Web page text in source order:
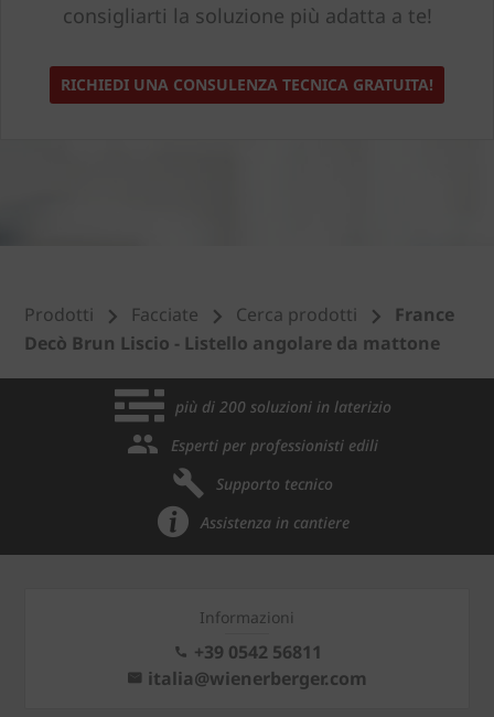
consigliarti la soluzione più adatta a te!
RICHIEDI UNA CONSULENZA TECNICA GRATUITA!
Prodotti Facciate Cerca prodotti
France
Decò Brun Liscio - Listello angolare da mattone
più di 200 soluzioni in laterizio
Esperti per professionisti edili
Supporto tecnico
Assistenza in cantiere
Informazioni
+39 0542 56811
italia@wienerberger.com